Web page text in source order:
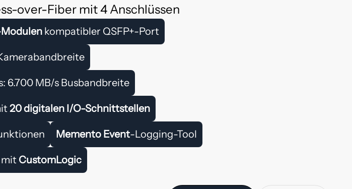
over-Fiber mit 4 Anschlüssen
kompatibler QSFP+-Port
6.700 MB/s Busbandbreite
20 digitalen I/O-Schnittstellen
Memento Event-Logging-Tool
CustomLogic